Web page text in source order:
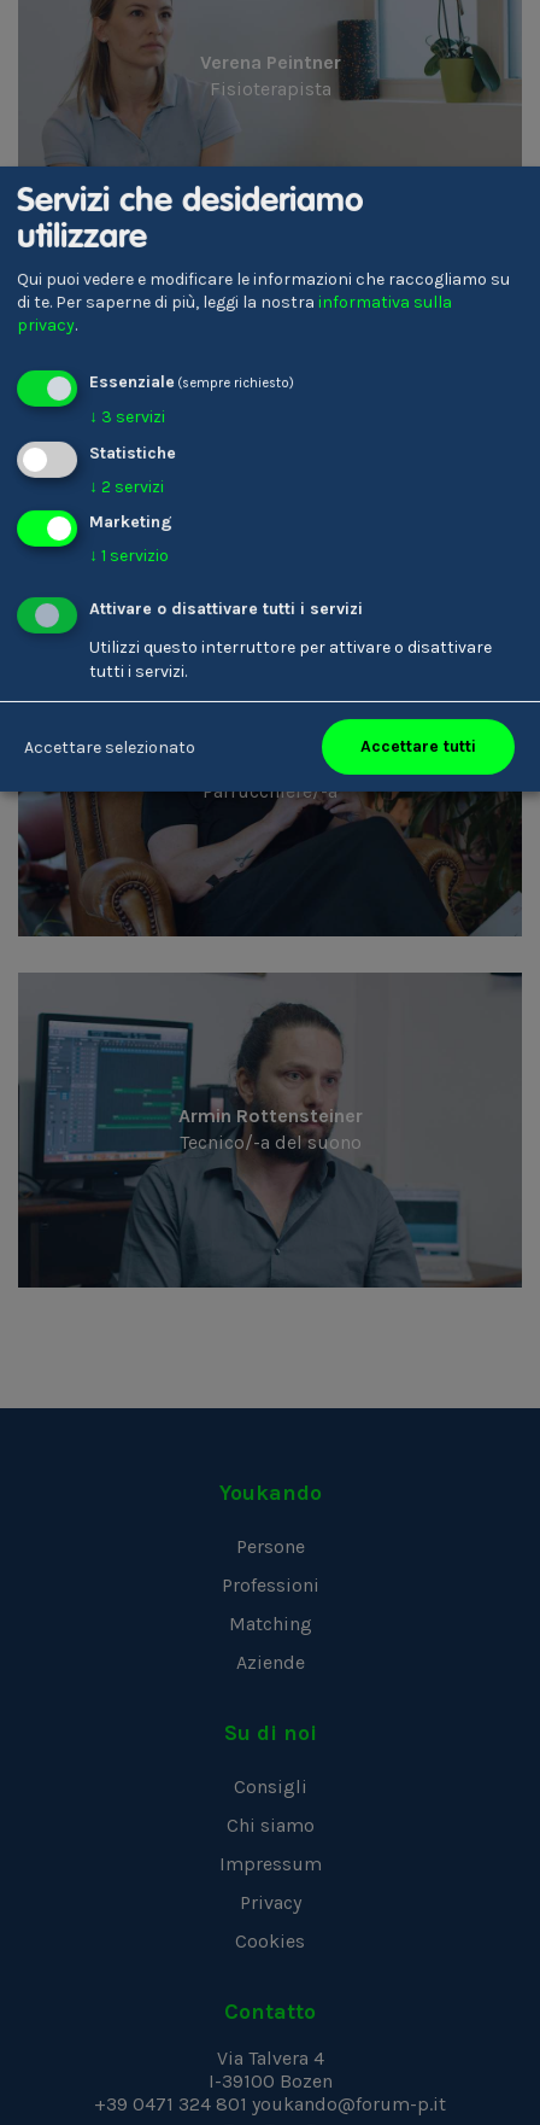
Verena Peintner
Fisioterapista
Karin Ladinser
Parrucchiere/-a
Armin Rottensteiner
Tecnico/-a del suono
Youkando
Persone
Professioni
Matching
Aziende
Su di noi
Consigli
Chi siamo
Impressum
Privacy
Cookies
Contatto
Via Talvera 4
I-39100 Bozen
+39 0471 324 801 youkando@forum-p.it
Servizi che desideriamo
utilizzare
Qui puoi vedere e modificare le informazioni che raccogliamo su
di te. Per saperne di più, leggi la nostra informativa sulla
privacy.
Essenziale (sempre richiesto)
↓ 3 servizi
Statistiche
↓ 2 servizi
Marketing
↓ 1 servizio
Attivare o disattivare tutti i servizi
Utilizzi questo interruttore per attivare o disattivare
tutti i servizi.
Accettare selezionato Accettare tutti